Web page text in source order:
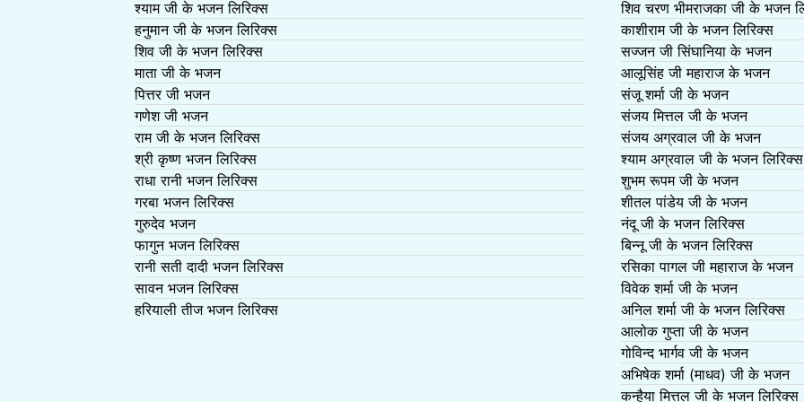
श्याम जी के भजन लिरिक्स
हनुमान जी के भजन लिरिक्स
शिव जी के भजन लिरिक्स
माता जी के भजन
पित्तर जी भजन
गणेश जी भजन
राम जी के भजन लिरिक्स
श्री कृष्ण भजन लिरिक्स
राधा रानी भजन लिरिक्स
गरबा भजन लिरिक्स
गुरुदेव भजन
फागुन भजन लिरिक्स
रानी सती दादी भजन लिरिक्स
सावन भजन लिरिक्स
हरियाली तीज भजन लिरिक्स
शिव चरण भीमराजका जी के भजन
काशीराम जी के भजन लिरिक्स
सज्जन जी सिंघानिया के भजन
आलूसिंह जी महाराज के भजन
संजू शर्मा जी के भजन
संजय मित्तल जी के भजन
संजय अग्रवाल जी के भजन
श्याम अग्रवाल जी के भजन लिरिक्स
शुभम रूपम जी के भजन
शीतल पांडेय जी के भजन
नंदू जी के भजन लिरिक्स
बिन्नू जी के भजन लिरिक्स
रसिका पागल जी महाराज के भजन
विवेक शर्मा जी के भजन
अनिल शर्मा जी के भजन लिरिक्स
आलोक गुप्ता जी के भजन
गोविन्द भार्गव जी के भजन
अभिषेक शर्मा (माधव) जी के भजन
कन्हैया मित्तल जी के भजन लिरिक्स